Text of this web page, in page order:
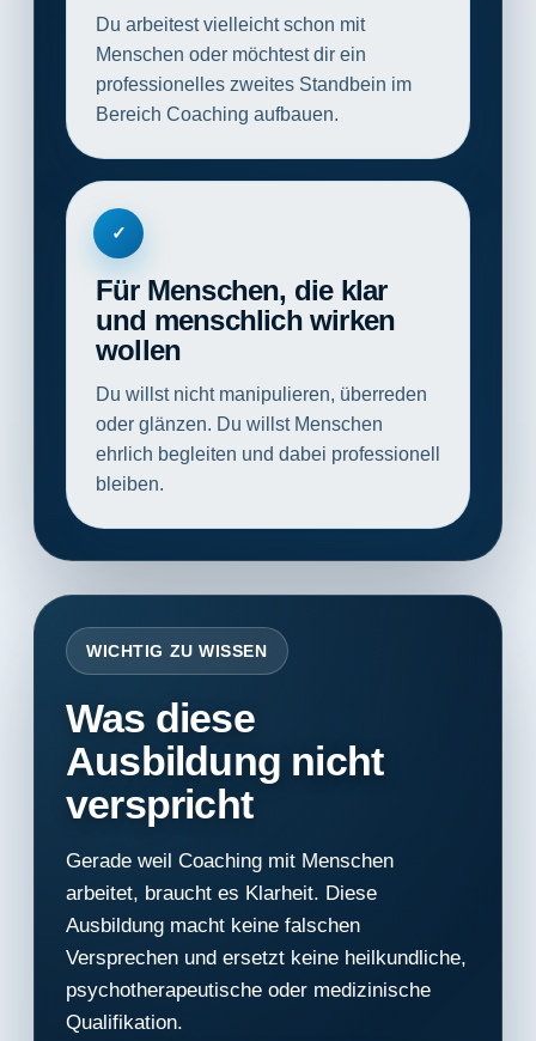
Du arbeitest vielleicht schon mit
Menschen oder möchtest dir ein
professionelles zweites Standbein im
Bereich Coaching aufbauen.
✓
Für Menschen, die klar
und menschlich wirken
wollen
Du willst nicht manipulieren, überreden
oder glänzen. Du willst Menschen
ehrlich begleiten und dabei professionell
bleiben.
WICHTIG ZU WISSEN
Was diese
Ausbildung nicht
verspricht
Gerade weil Coaching mit Menschen
arbeitet, braucht es Klarheit. Diese
Ausbildung macht keine falschen
Versprechen und ersetzt keine heilkundliche,
psychotherapeutische oder medizinische
Qualifikation.